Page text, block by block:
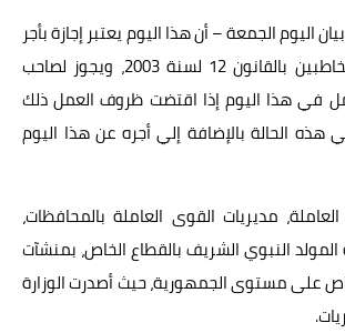
اليوم الجمعة – أن هذا اليوم يعتبر إجازة بأجر
كامل للعاملين المخاطبين بالقانون 12 لسنة 2003، ويجوز لصاحب
في هذا اليوم إذا اقتضت ظروف العمل ذلك
الحالة بالإضافة إلي أجره عن هذا اليوم
مديريات القوى العاملة بالمحافظات،
المولد النبوي الشريف بالقطاع الخاص، بمنشآت
على مستوى الجمهورية، حيث أصدرت الوزارة